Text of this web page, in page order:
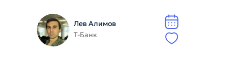
Лев Алимов
Т-Банк